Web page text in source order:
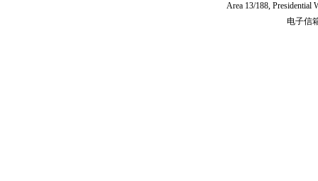
Area 13/188, Presidential
电子信